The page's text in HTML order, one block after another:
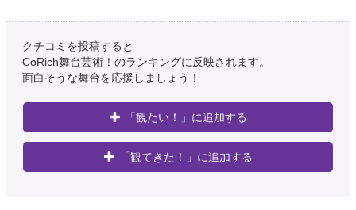
クチコミを投稿すると
CoRich舞台芸術！のランキングに反映されます。
面白そうな舞台を応援しましょう！
「観たい！」に追加する
「観てきた！」に追加する